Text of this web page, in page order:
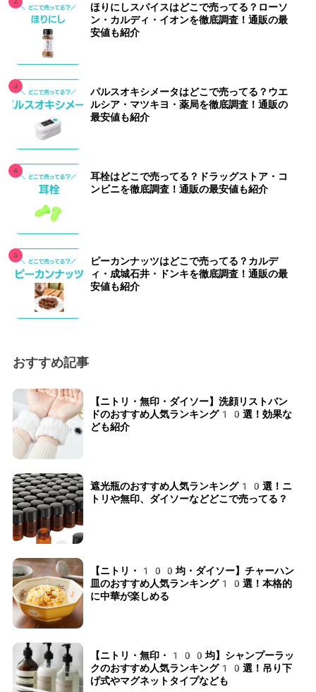
ほりにしスパイスはどこで売ってる？ローソ
ン・カルディ・イオンを徹底調査！通販の最
安値も紹介
パルスオキシメータはどこで売ってる？ウエ
ルシア・マツキヨ・薬局を徹底調査！通販の
最安値も紹介
耳栓はどこで売ってる？ドラッグストア・コ
ンビニを徹底調査！通販の最安値も紹介
ピーカンナッツはどこで売ってる？カルデ
ィ・成城石井・ドンキを徹底調査！通販の最
安値も紹介
おすすめ記事
【ニトリ・無印・ダイソー】洗顔リストバン
ドのおすすめ人気ランキング10選！効果な
ども紹介
遮光瓶のおすすめ人気ランキング10選！ニ
トリや無印、ダイソーなどどこで売ってる？
【ニトリ・100均・ダイソー】チャーハン
皿のおすすめ人気ランキング10選！本格的
に中華が楽しめる
【ニトリ・無印・100均】シャンプーラッ
クのおすすめ人気ランキング10選！吊り下
げ式やマグネットタイプなども